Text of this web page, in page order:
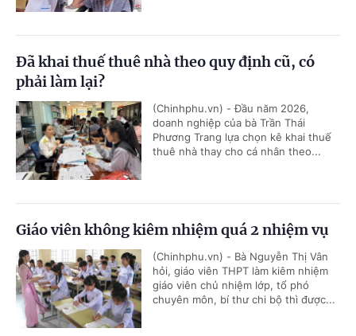
Đã khai thuế thuê nhà theo quy định cũ, có
phải làm lại?
(Chinhphu.vn) - Đầu năm 2026,
doanh nghiệp của bà Trần Thái
Phương Trang lựa chọn kê khai thuế
thuê nhà thay cho cá nhân theo...
Giáo viên không kiêm nhiệm quá 2 nhiệm vụ
(Chinhphu.vn) - Bà Nguyễn Thị Vân
hỏi, giáo viên THPT làm kiêm nhiệm
giáo viên chủ nhiệm lớp, tổ phó
chuyên môn, bí thư chi bộ thì được...